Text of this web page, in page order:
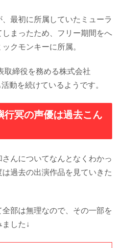
最初に所属していたミューラ
まったため、フリー期間をへ
クモンキーに所属。
取締役を務める株式会社
動を続けているようです。
行冥の声優は過去こん
んについてなんとなくわかっ
過去の出演作品を見ていきた
部は無理なので、その一部を
した↓